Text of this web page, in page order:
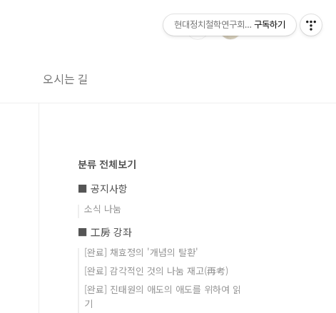
오시는 길
분류 전체보기
■ 공지사항
소식 나눔
■ 工房 강좌
[완료] 채효정의 '개념의 탈환'
[완료] 감각적인 것의 나눔 재고(再考)
[완료] 진태원의 애도의 애도를 위하여 읽
기
현대정치철학연구회 공방구독하기